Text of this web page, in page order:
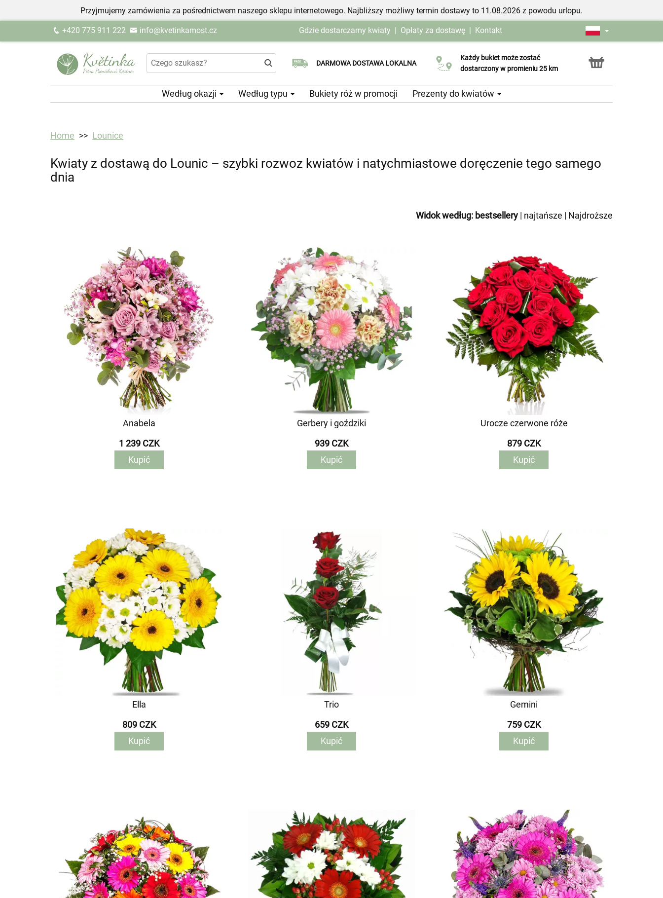
Przyjmujemy zamówienia za pośrednictwem naszego sklepu internetowego. Najbliższy możliwy termin dostawy to 11.08.2026 z powodu urlopu.
+420 775 911 222 info@kvetinkamost.cz Gdzie dostarczamy kwiaty | Opłaty za dostawę | Kontakt
DARMOWA DOSTAWA LOKALNA
Wybierz datę dostawy
Każdy bukiet może zostać
dostarczony w promieniu 25 km
Usługa Click & Collect
Według okazji Według typu Bukiety róż w promocji Prezenty do kwiatów
Home Lounice
Kwiaty z dostawą do Lounic – szybki rozwoz kwiatów i natychmiastowe doręczenie tego samego
dnia
Widok według: bestsellery | najtańsze | Najdroższe
Anabela
1 239 CZK
Kupić
Gerbery i goździki
939 CZK
Kupić
Urocze czerwone róże
879 CZK
Kupić
Ella
809 CZK
Kupić
Trio
659 CZK
Kupić
Gemini
759 CZK
Kupić